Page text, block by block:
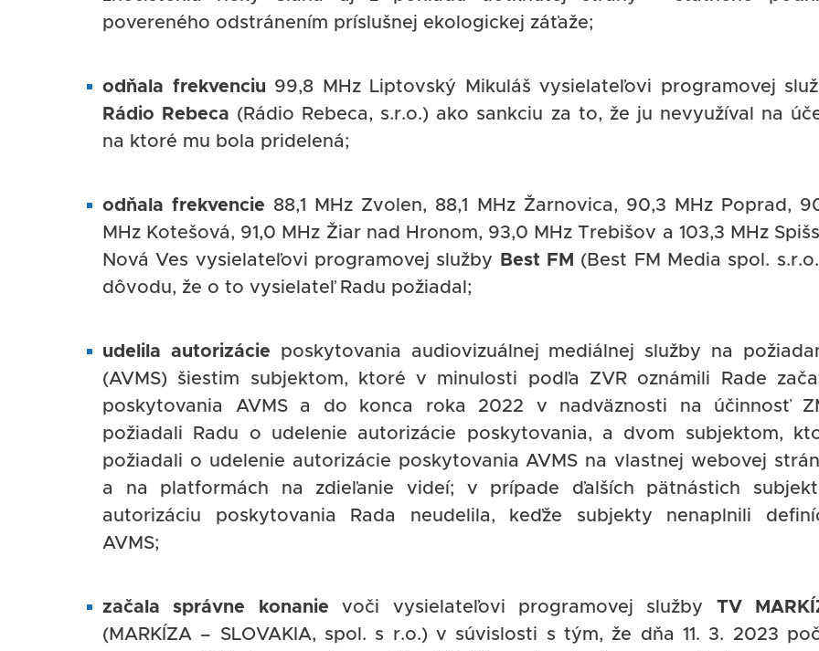
povereného odstránením príslušnej ekologickej záťaže;
odňala frekvenciu 99,8 MHz Liptovský Mikuláš vysielateľovi programovej
Rádio Rebeca (Rádio Rebeca, s.r.o.) ako sankciu za to, že ju nevyužíval na
na ktoré mu bola pridelená;
odňala frekvencie 88,1 MHz Zvolen, 88,1 MHz Žarnovica, 90,3 MHz Poprad,
MHz Kotešová, 91,0 MHz Žiar nad Hronom, 93,0 MHz Trebišov a 103,3 MHz
Nová Ves vysielateľovi programovej služby
Best FM (Best FM Media spol.
dôvodu, že o to vysielateľ Radu požiadal;
udelila autorizácie poskytovania audiovizuálnej mediálnej služby na
(AVMS) šiestim subjektom, ktoré v minulosti podľa ZVR oznámili Rade
poskytovania AVMS a do konca roka 2022 v nadväznosti na účinnosť
požiadali Radu o udelenie autorizácie poskytovania, a dvom subjektom,
požiadali o udelenie autorizácie poskytovania AVMS na vlastnej webovej
a na platformách na zdieľanie videí; v prípade ďalších pätnástich
autorizáciu poskytovania Rada neudelila, keďže subjekty nenaplnili
AVMS;
začala správne konanie voči vysielateľovi programovej služby TV
(MARKÍZA – SLOVAKIA, spol. s r.o.) v súvislosti s tým, že dňa 11. 3. 2023